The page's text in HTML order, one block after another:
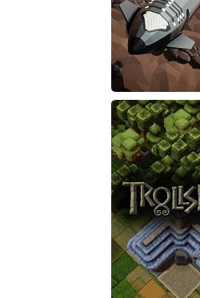
Out of the Park